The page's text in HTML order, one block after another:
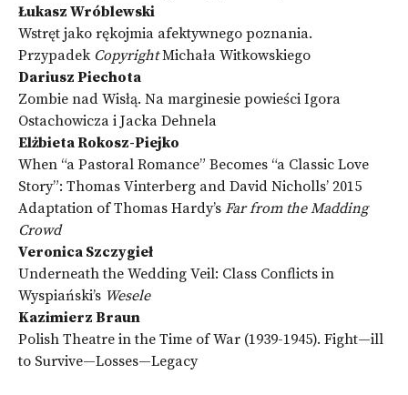
Łukasz Wróblewski
Wstręt jako rękojmia afektywnego poznania.
Przypadek CopyrightMichała Witkowskiego
Dariusz Piechota
Zombie nad Wisłą. Na marginesie powieści Igora
Ostachowicza i Jacka Dehnela
Elżbieta Rokosz-Piejko
When “a Pastoral Romance” Becomes “a Classic Love
Story”: Thomas Vinterberg and David Nicholls’ 2015
Adaptation of Thomas Hardy’s Far from the Madding
Crowd
Veronica Szczygieł
Underneath the Wedding Veil: Class Conflicts in
Wyspiański’s Wesele
Kazimierz Braun
Polish Theatre in the Time of War (1939-1945). Fight—ill
to Survive—Losses—Legacy